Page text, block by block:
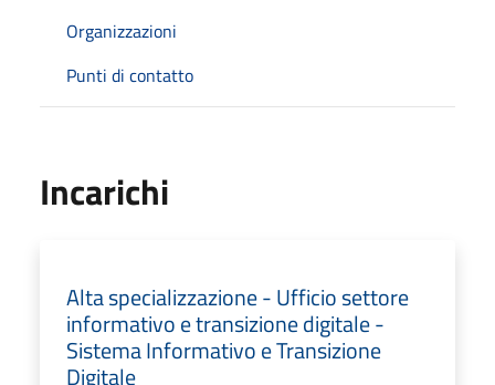
Organizzazioni
Punti di contatto
Incarichi
Alta specializzazione - Ufficio settore
informativo e transizione digitale -
Sistema Informativo e Transizione
Digitale